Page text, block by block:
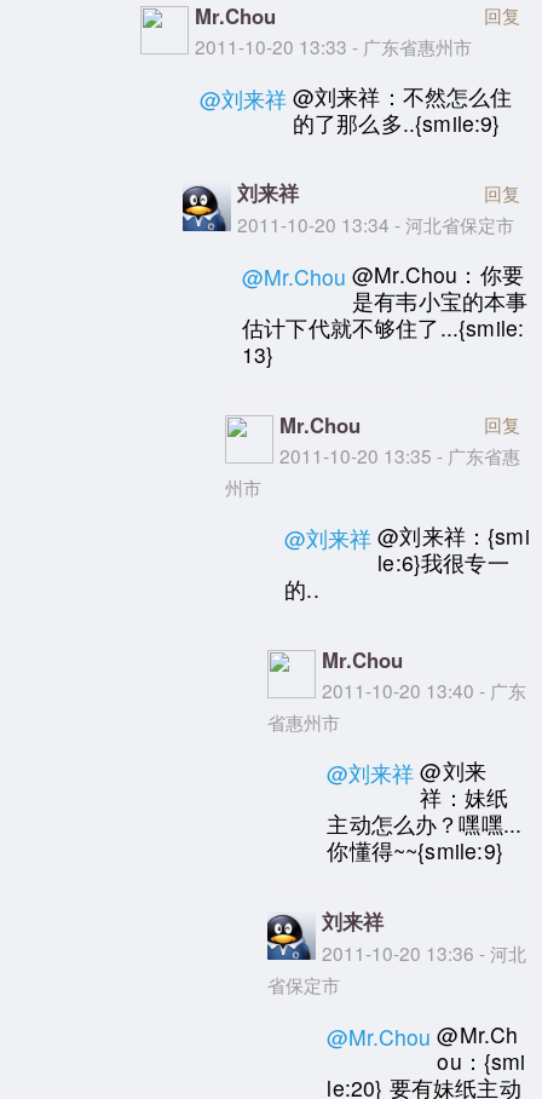
Mr.Chou
2011-10-20 13:33 - 广东省惠州市
回复
@刘来祥 @刘来祥：不然怎么住
的了那么多..{smile:9}
刘来祥
2011-10-20 13:34 - 河北省保定市
回复
@Mr.Chou @Mr.Chou：你要
是有韦小宝的本事
估计下代就不够住了...{smile:
13}
Mr.Chou
2011-10-20 13:35 - 广东省惠
州市
回复
@刘来祥 @刘来祥：{smi
le:6}我很专一
的..
Mr.Chou
2011-10-20 13:40 - 广东
省惠州市
@刘来祥 @刘来
祥：妹纸
主动怎么办？嘿嘿...
你懂得~~{smile:9}
刘来祥
2011-10-20 13:36 - 河北
省保定市
@Mr.Chou @Mr.Ch
ou：{smi
le:20} 要有妹纸主动